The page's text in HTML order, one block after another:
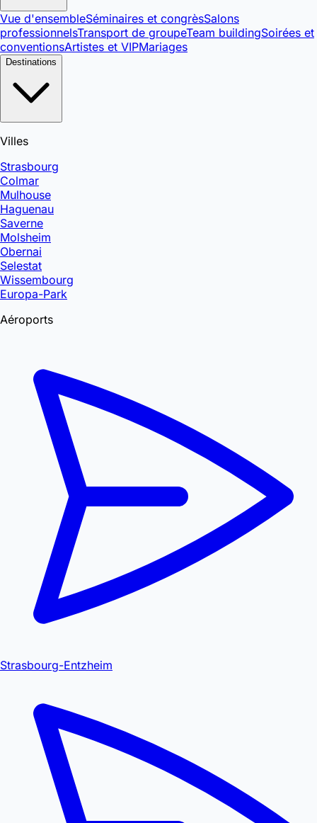
Vue d'ensembleSéminaires et congrèsSalons
professionnelsTransport de groupeTeam buildingSoirées et
conventionsArtistes et VIPMariages
Destinations
Villes
Strasbourg
Colmar
Mulhouse
Haguenau
Saverne
Molsheim
Obernai
Selestat
Wissembourg
Europa-Park
Aéroports
Strasbourg-Entzheim